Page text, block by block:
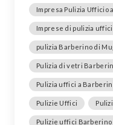
Impresa Pulizia Ufficio
Imprese di pulizia
pulizia Barberino di
Pulizia di vetri
Pulizia uffici a
Pulizie Uffici
Pulizie uffici